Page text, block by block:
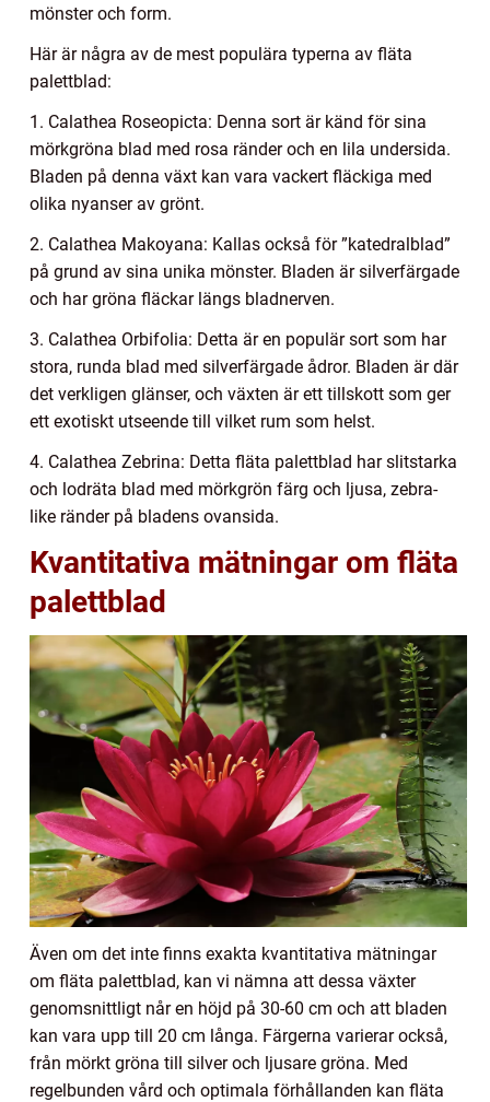
mönster och form.
Här är några av de mest populära typerna av fläta
palettblad:
1. Calathea Roseopicta: Denna sort är känd för sina
mörkgröna blad med rosa ränder och en lila undersida.
Bladen på denna växt kan vara vackert fläckiga med
olika nyanser av grönt.
2. Calathea Makoyana: Kallas också för ”katedralblad”
på grund av sina unika mönster. Bladen är silverfärgade
och har gröna fläckar längs bladnerven.
3. Calathea Orbifolia: Detta är en populär sort som har
stora, runda blad med silverfärgade ådror. Bladen är där
det verkligen glänser, och växten är ett tillskott som ger
ett exotiskt utseende till vilket rum som helst.
4. Calathea Zebrina: Detta fläta palettblad har slitstarka
och lodräta blad med mörkgrön färg och ljusa, zebra-
like ränder på bladens ovansida.
Kvantitativa mätningar om fläta
palettblad
Även om det inte finns exakta kvantitativa mätningar
om fläta palettblad, kan vi nämna att dessa växter
genomsnittligt når en höjd på 30-60 cm och att bladen
kan vara upp till 20 cm långa. Färgerna varierar också,
från mörkt gröna till silver och ljusare gröna. Med
regelbunden vård och optimala förhållanden kan fläta